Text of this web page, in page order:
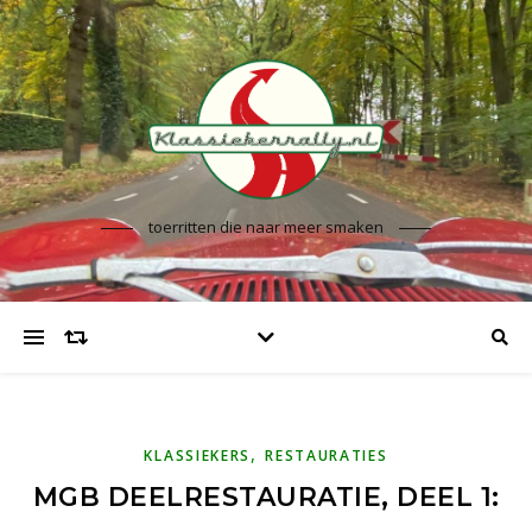
toerritten die naar meer smaken
KLASSIEKERS ,RESTAURATIES
MGB DEELRESTAURATIE, DEEL 1: